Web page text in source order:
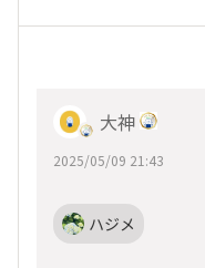
大神
2025/05/09 21:43
ハジメ